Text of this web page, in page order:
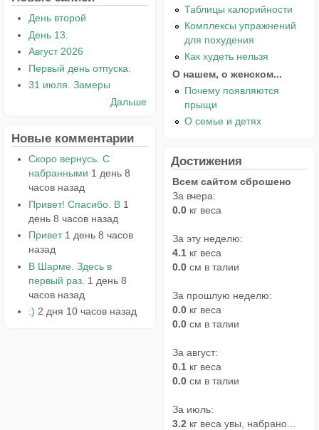
День второй
День 13.
Август 2026
Первый день отпуска.
31 июля. Замеры
Дальше
Новые комментарии
Скоро вернусь. С
набранными 1 день 8
часов назад
Привет! Спасибо. В 1
день 8 часов назад
Привет 1 день 8 часов
назад
В Шарме. Здесь в
первый раз. 1 день 8
часов назад
:) 2 дня 10 часов назад
Таблицы калорийности
Комплексы упражнений
для похудения
Как худеть нельзя
О нашем, о женском...
Почему появляются
прыщи
О семье и детях
Достижения
Всем сайтом сброшено
За вчера:
0.0 кг веса
За эту неделю:
4.1 кг веса
0.0 см в талии
За прошлую неделю:
0.0 кг веса
0.0 см в талии
За август:
0.1 кг веса
0.0 см в талии
За июль:
3.2 кг веса увы, набрано...